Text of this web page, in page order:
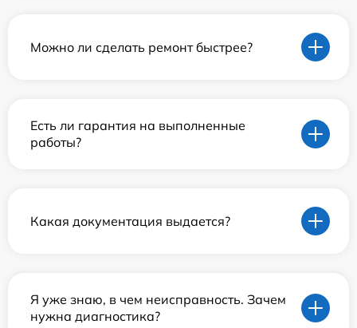
Можно ли сделать ремонт быстрее?
Есть ли гарантия на выполненные
работы?
Какая документация выдается?
Я уже знаю, в чем неисправность. Зачем
нужна диагностика?